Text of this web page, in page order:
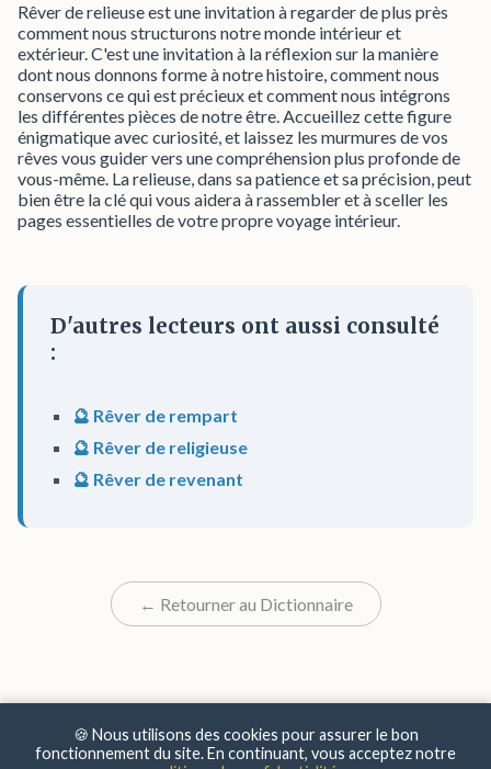
Rêver de relieuse est une invitation à regarder de plus près
comment nous structurons notre monde intérieur et
extérieur. C'est une invitation à la réflexion sur la manière
dont nous donnons forme à notre histoire, comment nous
conservons ce qui est précieux et comment nous intégrons
les différentes pièces de notre être. Accueillez cette figure
énigmatique avec curiosité, et laissez les murmures de vos
rêves vous guider vers une compréhension plus profonde de
vous-même. La relieuse, dans sa patience et sa précision, peut
bien être la clé qui vous aidera à rassembler et à sceller les
pages essentielles de votre propre voyage intérieur.
D'autres lecteurs ont aussi consulté
:
🔮 Rêver de rempart
🔮 Rêver de religieuse
🔮 Rêver de revenant
← Retourner au Dictionnaire
🍪 Nous utilisons des cookies pour assurer le bon
fonctionnement du site. En continuant, vous acceptez notre